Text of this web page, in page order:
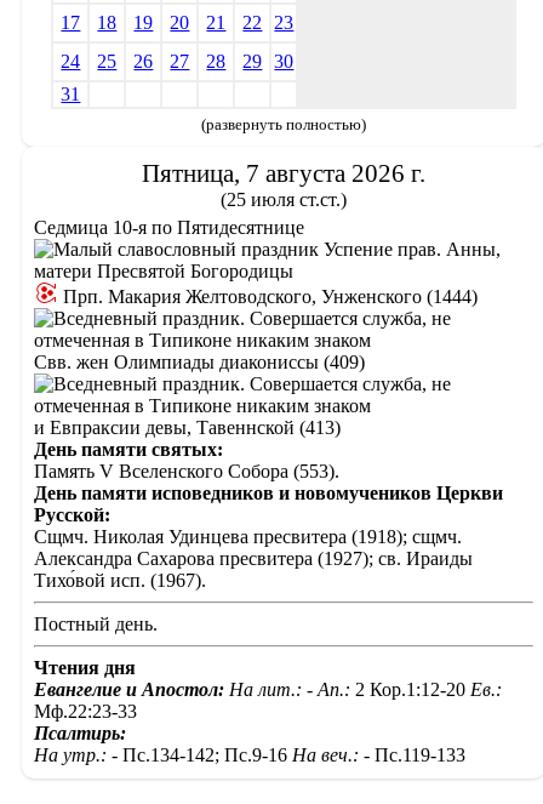
17
18 19 20 21 22
23
24
25 26 27 28 29
30
31
(развернуть полностью)
Пятница, 7 августа 2026 г.
(25 июля ст.ст.)
Седмица 10-я по Пятидесятнице
Успение прав. Анны,
матери Пресвятой Богородицы
Прп. Макария Желтоводского, Унженского (1444)
Свв. жен Олимпиады диакониссы (409)
и Евпраксии девы, Тавеннской (413)
День памяти святых:
Память V Вселенского Собора (553).
День памяти исповедников и новомучеников Церкви
Русской:
Сщмч. Николая Удинцева пресвитера (1918); сщмч.
Александра Сахарова пресвитера (1927); св. Ираиды
Тихо́вой исп. (1967).
Постный день.
Чтения дня
Евангелие и Апостол: На лит.: - Ап.: 2 Кор.1:12-20 Ев.:
Мф.22:23-33
Псалтирь:
На утр.: - Пс.134-142; Пс.9-16 На веч.: - Пс.119-133